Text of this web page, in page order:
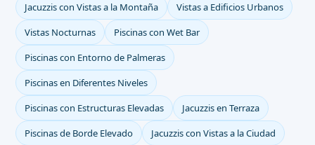
Jacuzzis con Vistas a la Montaña
Vistas a Edificios Urbanos
Vistas Nocturnas
Piscinas con Wet Bar
Piscinas con Entorno de Palmeras
Piscinas en Diferentes Niveles
Piscinas con Estructuras Elevadas
Jacuzzis en Terraza
Piscinas de Borde Elevado
Jacuzzis con Vistas a la Ciudad